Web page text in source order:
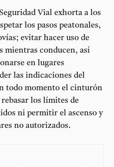
Vial exhorta a los
los pasos peatonales,
evitar hacer uso de
mientras conducen, así
en lugares
las indicaciones del
todo momento el cinturón
los límites de
ni permitir el ascenso y
no autorizados.